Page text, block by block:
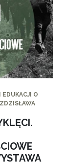
O